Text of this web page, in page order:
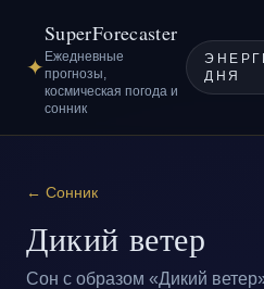
✦
SuperForecaster
Ежедневные
прогнозы,
космическая погода и
сонник
ДНЯ
← Сонник
Дикий ветер
Сон с образом «Дикий